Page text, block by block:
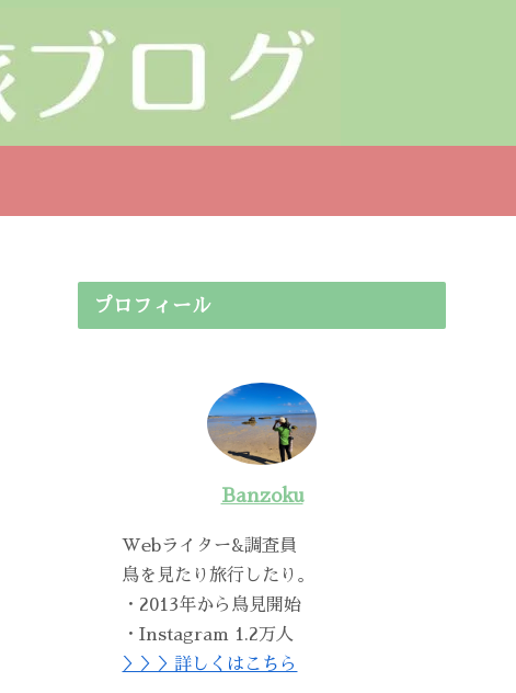
プロフィール
Banzoku
Webライター&調査員
鳥を見たり旅行したり。
・2013年から鳥見開始
・Instagram 1.2万人
＞＞＞詳しくはこちら